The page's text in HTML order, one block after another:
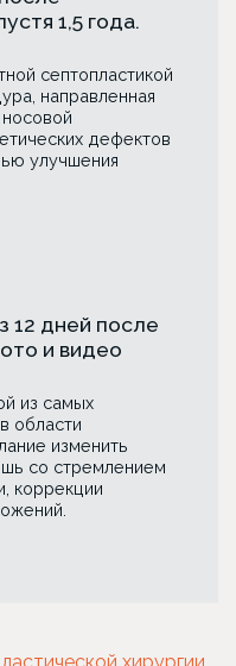
1,5 года.
септопластикой
направленная
дефектов
улучшения
12 дней после
и видео
из самых
области
изменить
со стремлением
коррекции